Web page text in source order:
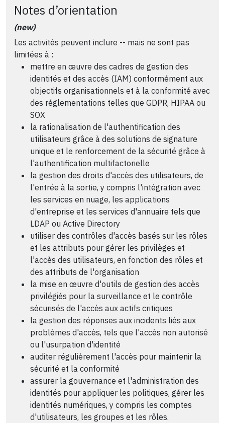
Notes d’orientation
(new)
Les activités peuvent inclure -- mais ne sont pas
limitées à :
mettre en œuvre des cadres de gestion des
identités et des accès (IAM) conformément aux
objectifs organisationnels et à la conformité avec
des réglementations telles que GDPR, HIPAA ou
SOX
la rationalisation de l'authentification des
utilisateurs grâce à des solutions de signature
unique et le renforcement de la sécurité grâce à
l'authentification multifactorielle
la gestion des droits d'accès des utilisateurs, de
l'entrée à la sortie, y compris l'intégration avec
les services en nuage, les applications
d'entreprise et les services d'annuaire tels que
LDAP ou Active Directory
utiliser des contrôles d'accès basés sur les rôles
et les attributs pour gérer les privilèges et
l'accès des utilisateurs, en fonction des rôles et
des attributs de l'organisation
la mise en œuvre d'outils de gestion des accès
privilégiés pour la surveillance et le contrôle
sécurisés de l'accès aux actifs critiques
la gestion des réponses aux incidents liés aux
problèmes d'accès, tels que l'accès non autorisé
ou l'usurpation d'identité
auditer régulièrement l'accès pour maintenir la
sécurité et la conformité
assurer la gouvernance et l'administration des
identités pour appliquer les politiques, gérer les
identités numériques, y compris les comptes
d'utilisateurs, les groupes et les rôles.